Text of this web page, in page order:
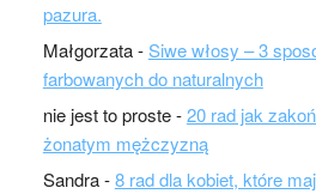
pazura.
Małgorzata-Siwe włosy – 3
farbowanych do naturalnych
nie jest to proste-20 rad jak
żonatym mężczyzną
Sandra-8 rad dla kobiet, które